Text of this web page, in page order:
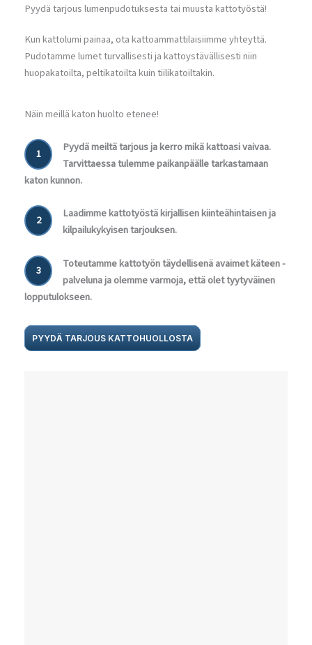
Pyydä tarjous lumenpudotuksesta tai muusta kattotyöstä!
Kun kattolumi painaa, ota kattoammattilaisiimme yhteyttä.
Pudotamme lumet turvallisesti ja kattoystävällisesti niin
huopakatoilta, peltikatoilta kuin tiilikatoiltakin.
Näin meillä katon huolto etenee!
1
Pyydä meiltä tarjous ja kerro mikä kattoasi vaivaa.
Tarvittaessa tulemme paikanpäälle tarkastamaan
katon kunnon.
2
Laadimme kattotyöstä kirjallisen kiinteähintaisen ja
kilpailukykyisen tarjouksen.
3
Toteutamme kattotyön täydellisenä avaimet käteen -
palveluna ja olemme varmoja, että olet tyytyväinen
lopputulokseen.
PYYDÄ TARJOUS KATTOHUOLLOSTA